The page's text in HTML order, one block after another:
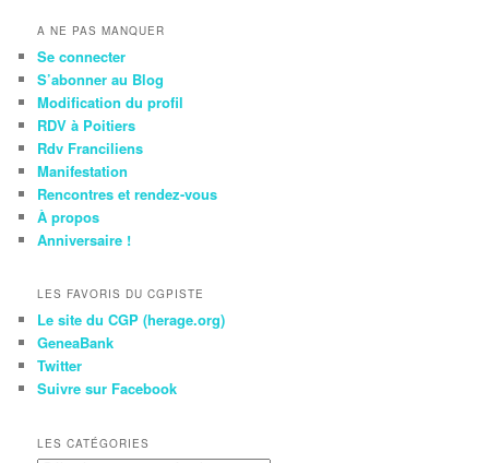
A NE PAS MANQUER
Se connecter
S’abonner au Blog
Modification du profil
RDV à Poitiers
Rdv Franciliens
Manifestation
Rencontres et rendez-vous
À propos
Anniversaire !
LES FAVORIS DU CGPISTE
Le site du CGP (herage.org)
GeneaBank
Twitter
Suivre sur Facebook
LES CATÉGORIES